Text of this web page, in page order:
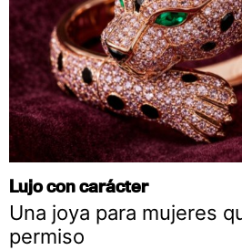
Lujo con carácter
Una joya para mujeres
permiso